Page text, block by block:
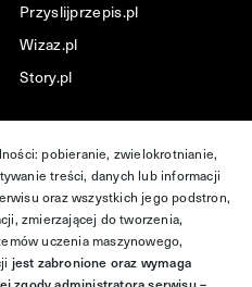
Przyslijprzepis.pl
Wizaz.pl
Story.pl
pobieranie, zwielokrotnianie,
treści, danych lub informacji
oraz wszystkich jego podstron,
zmierzającej do tworzenia,
uczenia maszynowego,
jest zabronione oraz wymaga